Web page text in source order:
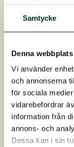
Samtycke
Denna
Vi använder
och annonserna
för sociala
vidarebefordrar
information från
annons- och
Dessa kan i sin
från
produkter
Källor
The
av
Dela denna